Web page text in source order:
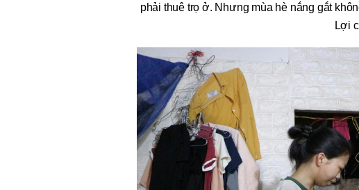
phải thuê trọ ở. Nhưng mùa hè nắng gắt
Lợi